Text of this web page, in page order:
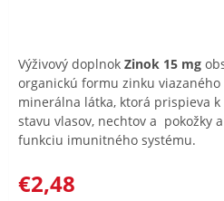
Výživový doplnok Zinok 15 mg
organickú formu zinku
minerálna látka, ktorá prispieva
stavu vlasov, nechtov a pokožky
funkciu imunitného systému.
€2,48